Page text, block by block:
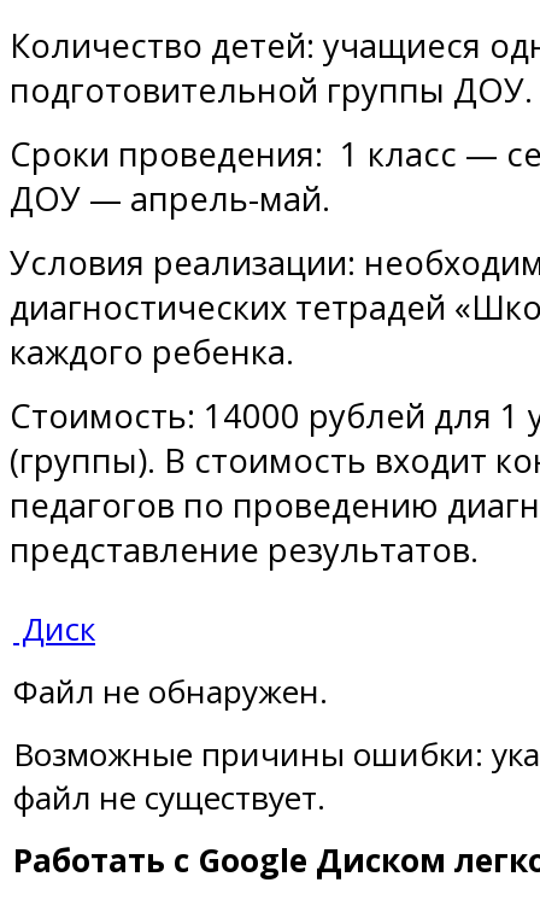
Количество детей: учащиеся
подготовительной группы ДОУ.
Сроки проведения: 1 класс —
ДОУ — апрель-май.
Условия реализации:
диагностических тетрадей
каждого ребенка.
Стоимость: 14000 рублей для 1
(группы). В стоимость входит
педагогов по проведению
представление результатов.
Диск
Файл не обнаружен.
Возможные причины ошибки:
файл не существует.
Работать с Google Диском